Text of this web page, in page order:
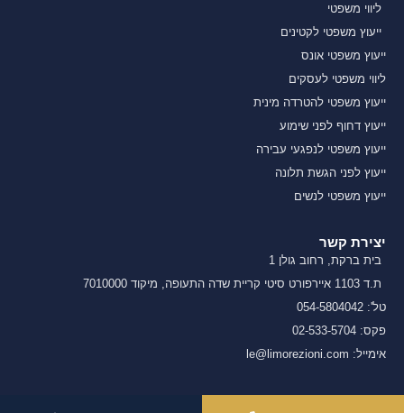
ליווי משפטי
ייעוץ משפטי לקטינים
ייעוץ משפטי אונס
ליווי משפטי לעסקים
ייעוץ משפטי להטרדה מינית
ייעוץ דחוף לפני שימוע
ייעוץ משפטי לנפגעי עבירה
ייעוץ לפני הגשת תלונה
ייעוץ משפטי לנשים
יצירת קשר
בית ברקת, רחוב גולן 1
ת.ד 1103 איירפורט סיטי קריית שדה התעופה, מיקוד 7010000
טל': 054-5804042
פקס: 02-533-5704
אימייל: le@limorezioni.com